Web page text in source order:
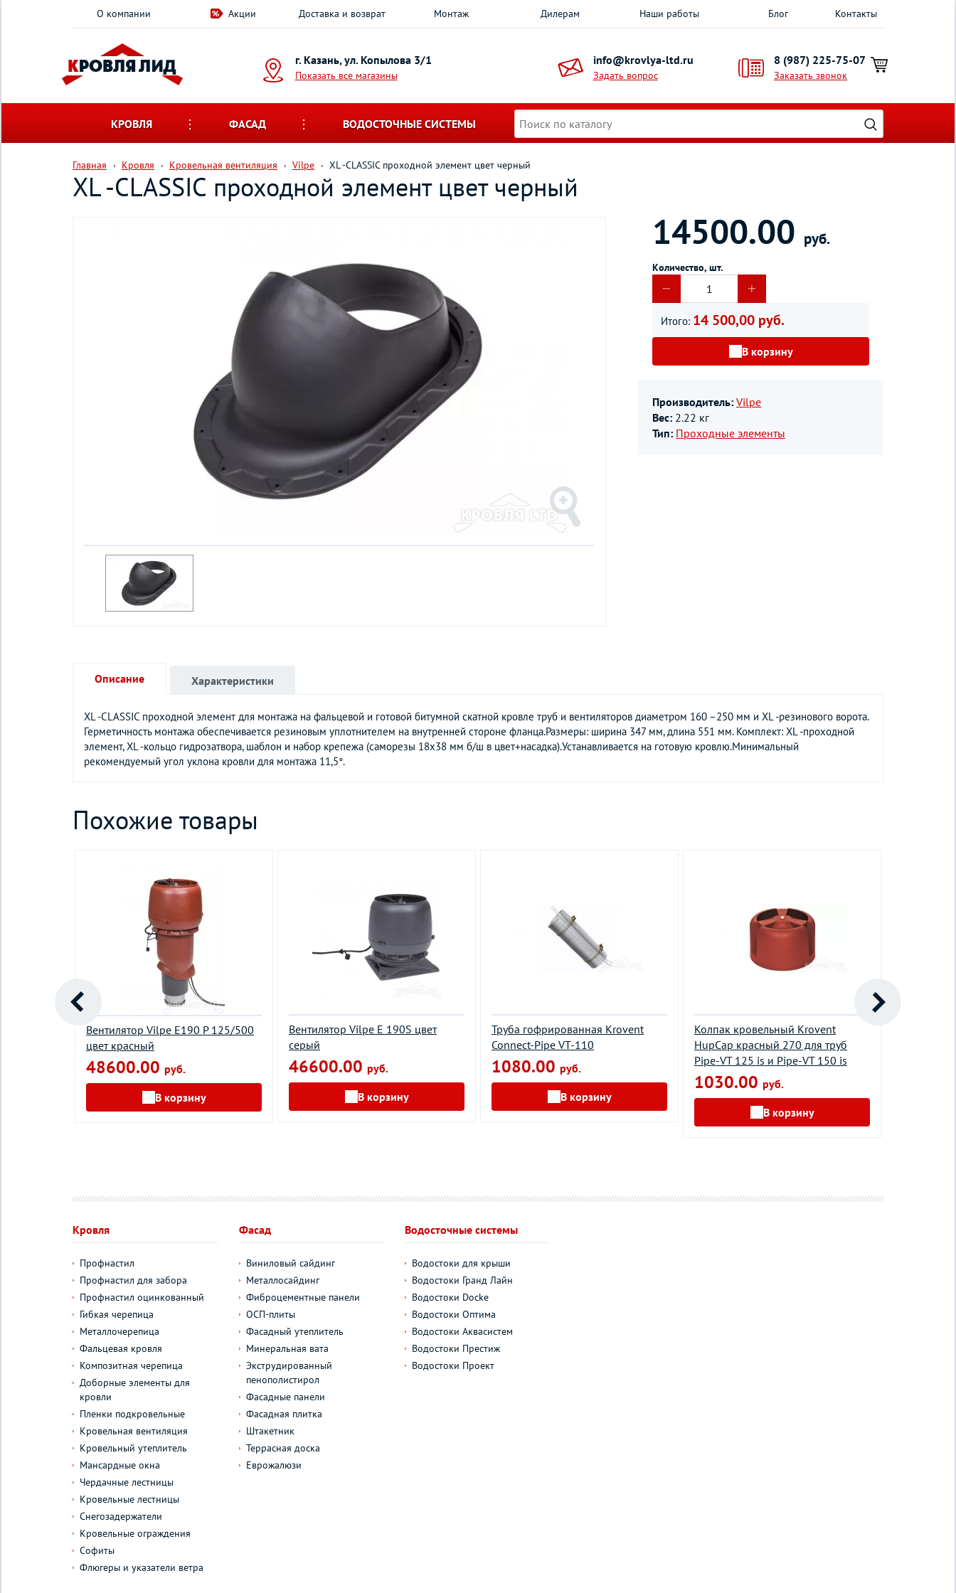
О компании Акции Доставка и возврат Монтаж Дилерам Наши работы Блог Контакты
г. Казань, ул. Копылова 3/1
Показать все магазины
info@krovlya-ltd.ru
Задать вопрос
8 (987) 225-75-07
Заказать звонок
КРОВЛЯ ФАСАД ВОДОСТОЧНЫЕ СИСТЕМЫ
Главная Кровля Кровельная вентиляция Vilpe XL -CLASSIC проходной элемент цвет черный
XL -CLASSIC проходной элемент цвет черный
14500.00 руб.
Количество, шт.
Итого: 14 500,00 руб.
В корзину
Производитель: Vilpe
Вес: 2.22 кг
Тип: Проходные элементы
Описание
XL -CLASSIC проходной элемент для монтажа на фальцевой и готовой битумной скатной кровле труб и вентиляторов диаметром 160 –250 мм и XL -резинового ворота.
Герметичность монтажа обеспечивается резиновым уплотнителем на внутренней стороне фланца.Размеры: ширина 347 мм, длина 551 мм. Комплект: XL -проходной
элемент, XL -кольцо гидрозатвора, шаблон и набор крепежа (саморезы 18х38 мм б/ш в цвет+насадка).Устанавливается на готовую кровлю.Минимальный
рекомендуемый угол уклона кровли для монтажа 11,5°.
Характеристики
Похожие товары
Вентилятор Vilpe Е190 P 125/500
цвет красный
48600.00 руб.
В корзину
Вентилятор Vilpe E 190S цвет
серый
46600.00 руб.
В корзину
Труба гофрированная Krovent
Connect-Pipe VT-110
1080.00 руб.
В корзину
Колпак кровельный Krovent
HupСap красный 270 для труб
Pipe-VT 125 is и Pipe-VT 150 is
1030.00 руб.
В корзину
Кровля
Профнастил
Профнастил для забора
Профнастил оцинкованный
Гибкая черепица
Металлочерепица
Фальцевая кровля
Композитная черепица
Доборные элементы для
кровли
Пленки подкровельные
Кровельная вентиляция
Кровельный утеплитель
Мансардные окна
Чердачные лестницы
Кровельные лестницы
Снегозадержатели
Кровельные ограждения
Софиты
Флюгеры и указатели ветра
Фасад
Виниловый сайдинг
Металлосайдинг
Фиброцементные панели
ОСП-плиты
Фасадный утеплитель
Минеральная вата
Экструдированный
пенополистирол
Фасадные панели
Фасадная плитка
Штакетник
Террасная доска
Еврожалюзи
Водосточные системы
Водостоки для крыши
Водостоки Гранд Лайн
Водостоки Docke
Водостоки Оптима
Водостоки Аквасистем
Водостоки Престиж
Водостоки Проект